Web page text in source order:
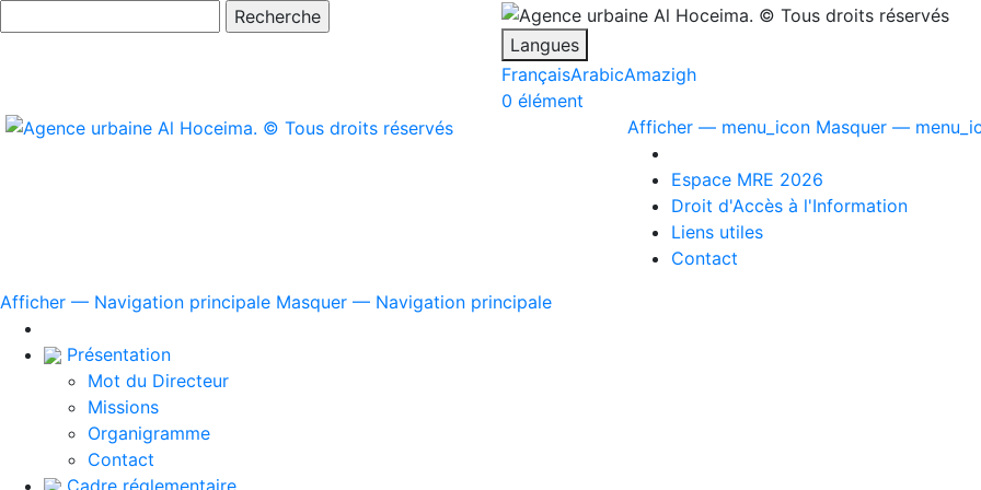
Langues
FrançaisArabicAmazigh
0 élément
menu_icon
Afficher — menu_icon Masquer —
Espace MRE 2026
Droit d'Accès à l'Information
Liens utiles
Contact
Navigation
principale
Afficher — Navigation principale Masquer — Navigation principale
Présentation
Mot du Directeur
Missions
Organigramme
Contact
Cadre réglementaire